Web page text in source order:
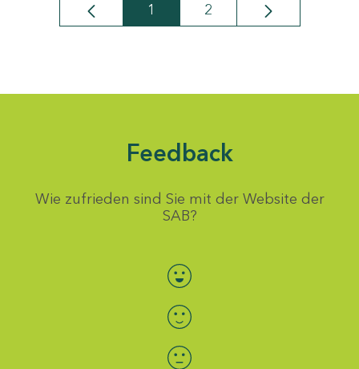
Seite
1 Seite
2
Feedback
Wie zufrieden sind Sie mit der Website der
SAB?
Bewertung auswählen